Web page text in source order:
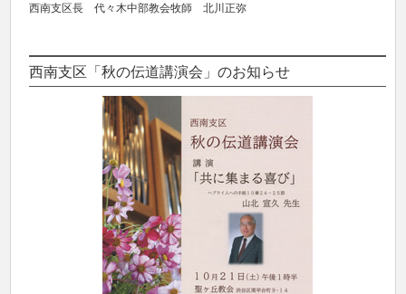
西南支区長 代々木中部教会牧師 北川正弥
西南支区「秋の伝道講演会」のお知らせ